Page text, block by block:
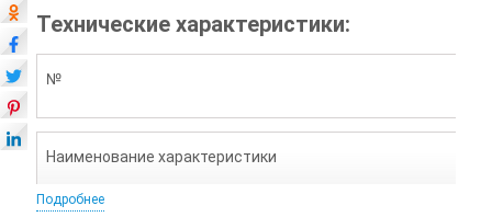
Технические характеристики:
№
Наименование характеристики
Подробнее